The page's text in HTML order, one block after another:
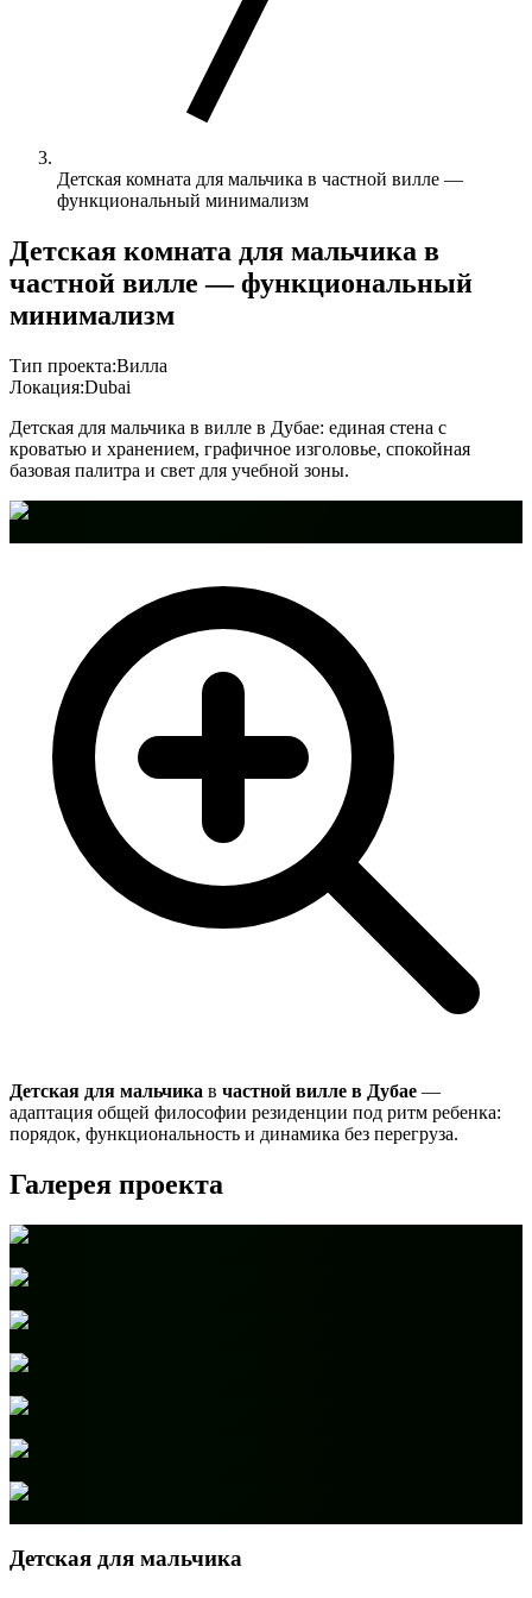
Детская комната для мальчика в частной вилле —
функциональный минимализм
Детская комната для мальчика в
частной вилле — функциональный
минимализм
Тип проекта:Вилла
Локация:Dubai
Детская для мальчика в вилле в Дубае: единая стена с
кроватью и хранением, графичное изголовье, спокойная
базовая палитра и свет для учебной зоны.
Детская для мальчика в частной вилле в Дубае —
адаптация общей философии резиденции под ритм ребенка:
порядок, функциональность и динамика без перегруза.
Галерея проекта
Детская для мальчика